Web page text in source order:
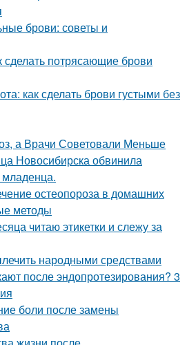
брови: советы и
сделать потрясающие брови
как сделать брови густыми без
а Врачи Советовали Меньше
Новосибирска обвинила
остеопороза в домашних
методы
читаю этикетки и слежу за
народными средствами
после эндопротезирования? 3
боли после замены